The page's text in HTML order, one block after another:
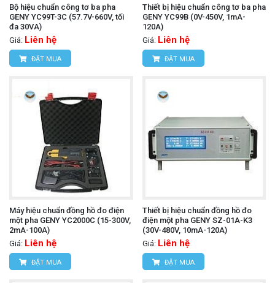
Bộ hiệu chuẩn công tơ ba pha
GENY YC99T-3C (57.7V-660V, tối
đa 30VA)
Giá: Liên hệ
ĐẶT MUA
Thiết bị hiệu chuẩn công tơ ba pha
GENY YC99B (0V-450V, 1mA-
120A)
Giá: Liên hệ
ĐẶT MUA
Máy hiệu chuẩn đồng hồ đo điện
một pha GENY YC2000C (15-300V,
2mA-100A)
Giá: Liên hệ
ĐẶT MUA
Thiết bị hiệu chuẩn đồng hồ đo
điện một pha GENY SZ-01A-K3
(30V-480V, 10mA-120A)
Giá: Liên hệ
ĐẶT MUA